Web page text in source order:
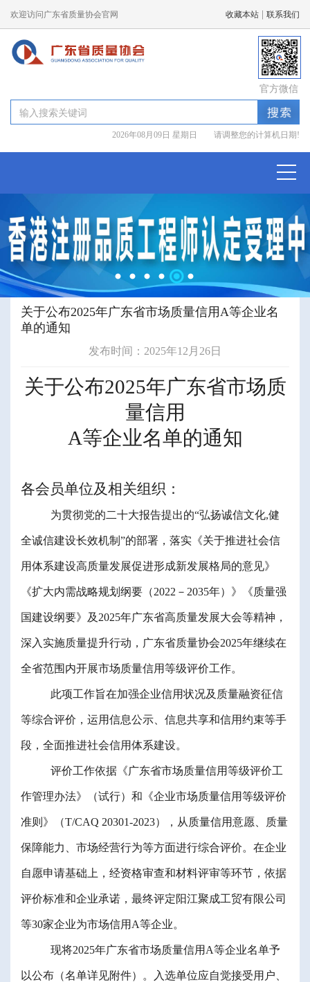
欢迎访问广东省质量协会官网 收藏本站 联系我们
官方微信
2026年08月09日 星期日 请调整您的计算机日期!
关于公布2025年广东省市场质量信用A等企业名
单的通知
发布时间：2025年12月26日
关于公布2025年广东省市场质
量信用
A等企业名单的通知
各会员单位及相关组织：
为贯彻党的二十大报告提出的“弘扬诚信文化,健
全诚信建设长效机制 ”的部署 ，落实《关于推进社会信
用体系建设高质量发展促进形成新发展格局的意见》
《扩大内需战略规划纲要（2022 － 2035年）》《质量强
国建设纲要》及 2025年广东省高质量发展大会等精神，
深入实施质量提升行动，广东省质量协会2025年继续在
全省范围内开展市场质量信用等级评价工作。
此项工作旨在加强企业信用状况及质量融资征信
等综合评价，运用信息公示、信息共享和信用约束等手
段， 全面推进社会信用体系建设。
评价工作依据《广东省市场质量信用等级评价工
作管理办法》 （试行） 和《企业市场质量信用等级评价
准则》（T/CAQ 20301-2023），从质量信用意愿、质量
保障能力、市场经营行为等方面进行综合评价。在企业
自愿申请基础上，经资格审查和材料评审等环节 ， 依据
评价标准和企业承诺，最终评定阳江聚成工贸有限公司
等30家企业为市场信用 A等企业。
现将2025年广东省市场质量信用 A等企业名单予
以公布（名单详见附件）。入选单位应自觉接受用户、